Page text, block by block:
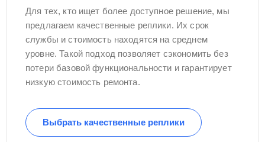
Для тех, кто ищет более доступное решение, мы
предлагаем качественные реплики. Их срок
службы и стоимость находятся на среднем
уровне. Такой подход позволяет сэкономить без
потери базовой функциональности и гарантирует
низкую стоимость ремонта.
Выбрать качественные реплики